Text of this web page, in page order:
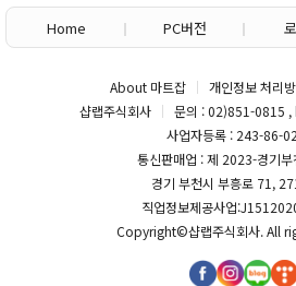
Home PC버전
About 마트잡 개인정보 처리
샵랩주식회사
문의 : 02)851-0815
사업자등록 : 243-86-
통신판매업 : 제 2023-경기
경기 부천시 부흥로 71,
직업정보제공사업
Copyright©샵랩주식회사. All